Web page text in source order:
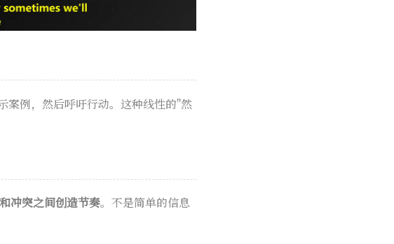
案例，然后呼吁行动。这种线性的"然
冲突之间创造节奏。不是简单的信息